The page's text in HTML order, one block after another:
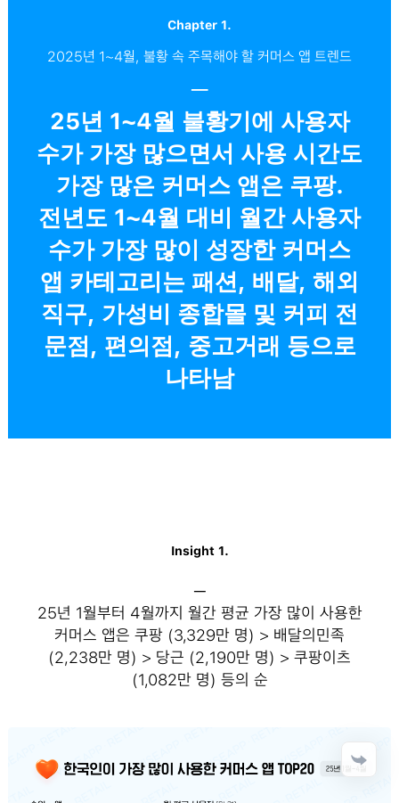
Chapter 1.
2025년 1~4월, 불황 속 주목해야 할 커머스 앱 트렌드
─
25년 1~4월 불황기에 사용자
수가 가장 많으면서 사용 시간도
가장 많은 커머스 앱은 쿠팡.
전년도 1~4월 대비 월간 사용자
수가 가장 많이 성장한 커머스
앱 카테고리는 패션, 배달, 해외
직구, 가성비 종합몰 및 커피 전
문점, 편의점, 중고거래 등으로
나타남
Insight 1.
─
25년 1월부터 4월까지 월간 평균 가장 많이 사용한
커머스 앱은 쿠팡 (3,329만 명) > 배달의민족
(2,238만 명) > 당근 (2,190만 명) > 쿠팡이츠
(1,082만 명) 등의 순